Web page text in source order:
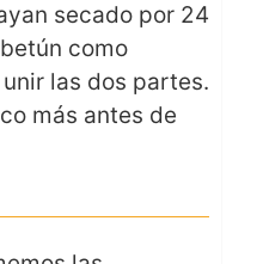
secado por 24
como
las dos partes.
más antes de